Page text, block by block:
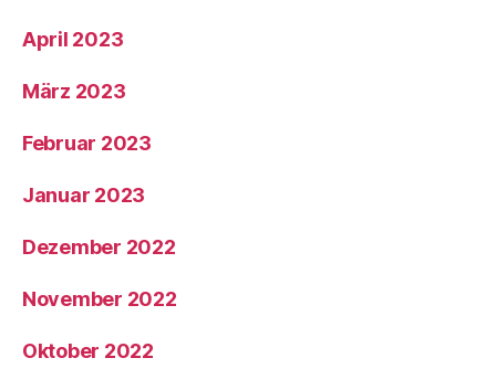
April 2023
März 2023
Februar 2023
Januar 2023
Dezember 2022
November 2022
Oktober 2022